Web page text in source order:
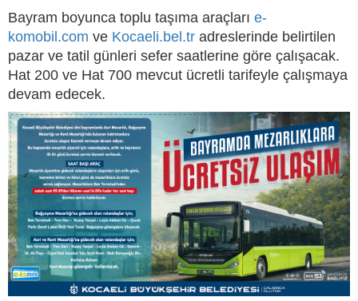
Bayram boyunca toplu taşıma araçları e-
komobil.com ve Kocaeli.bel.tr adreslerinde belirtilen
pazar ve tatil günleri sefer saatlerine göre çalışacak.
Hat 200 ve Hat 700 mevcut ücretli tarifeyle çalışmaya
devam edecek.